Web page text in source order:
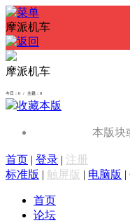
摩派机车
摩派机车
今日：0 / 主题：0
收藏本版
本版块
首页 | 登录 | 注册
标准版 | 触屏版 | 电脑版 |
首页
论坛